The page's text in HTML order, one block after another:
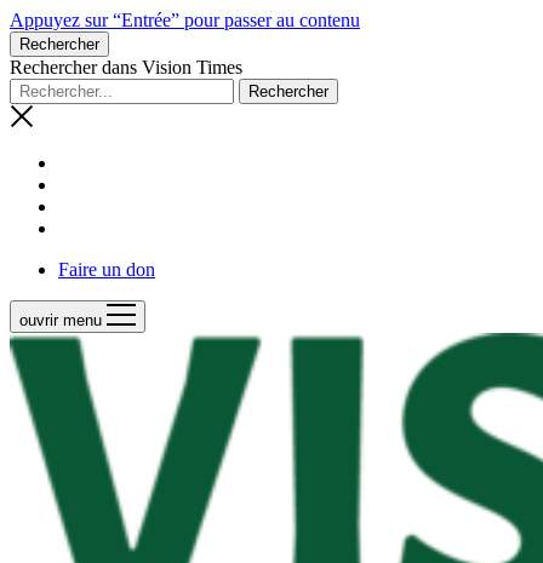
Appuyez sur “Entrée” pour passer au contenu
Rechercher
Rechercher dans Vision Times
Faire un don
ouvrir menu